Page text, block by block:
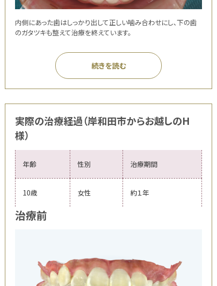
内側にあった歯はしっかり出して正しい噛み合わせにし、下の歯
のガタツキも整えて治療を終えています。
続きを読む
実際の治療経過（岸和田市からお越しのH
様）
年齢 性別 治療期間
10歳 女性 約１年
治療前